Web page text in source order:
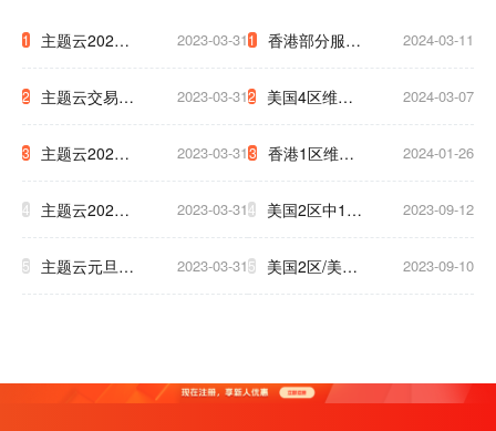
1 主题云2023
年中秋国庆放
假公告
2023-03-31
2 主题云交易支
付系统升级公
告
2023-03-31
3 主题云2023
年五一放假公
告
2023-03-31
4 主题云2023
年春节放假公
2023-03-31
5 主题云元旦大 2023-03-31
1 香港部分服务
器迁移通知
2024-03-11
2 美国4区维护
網路升級通知
至下午5点
2024-03-07
3 香港1区维护
3小时通知
2024-01-26
4 美国2区中1区
将于9.17号被
2023-09-12
5 美国2区/美国 2023-09-10